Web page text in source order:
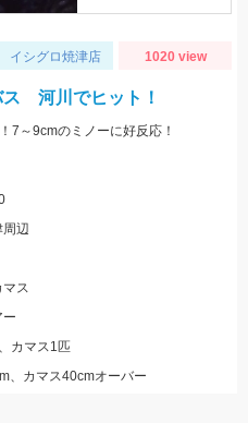
イシグロ焼津店 1020 view
ス 河川でヒット！
7～9cmのミノーに好反応！
周辺
マス
ー
カマス1匹
、カマス40cmオーバー